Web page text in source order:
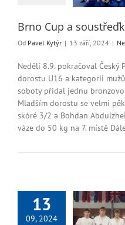
Brno Cup a
Od Pavel Kytýr | 13 září, 2024 |
Nedělí 8.9. pokračoval
dorostu U16 a kategorii
soboty přidal jednu
Mladším dorostu se velmi
skóré 3/2 a Bohdan
váze do 50 kg na 7. místě
13
09, 2024